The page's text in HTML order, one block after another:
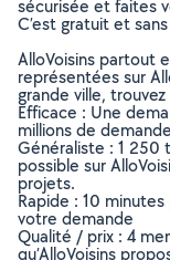
sécurisée et faites
C’est gratuit et
AlloVoisins partout
représentées sur
grande ville,
Efficace : Une
millions de
Généraliste : 1
possible sur
projets.
Rapide : 10
votre demande
Qualité / prix : 4
qu’AlloVoisins